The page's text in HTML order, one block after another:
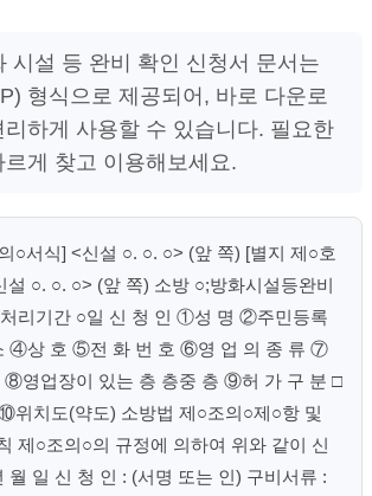
시설 등 완비 확인 신청서 문서는
형식으로 제공되어, 바로 다운로
리하게 사용할 수 있습니다. 필요한
르게 찾고 이용해보세요.
○서식] <신설 ○. ○. ○> (앞 쪽) [별지 제○호
설 ○. ○. ○> (앞 쪽) 소방 ○;방화시설등완비
리기간 ○일 신 청 인 ①성 명 ②주민등록
④상 호 ⑤전 화 번 호 ⑥영 업 의 종 류 ⑦
⑧영업장이 있는 층 층중 층 ⑨허 가 구 분 □
위치도(약도) 소방법 제○조의○제○항 및
제○조의○의 규정에 의하여 위와 같이 신
월 일 신 청 인 : (서명 또는 인) 구비서류 :